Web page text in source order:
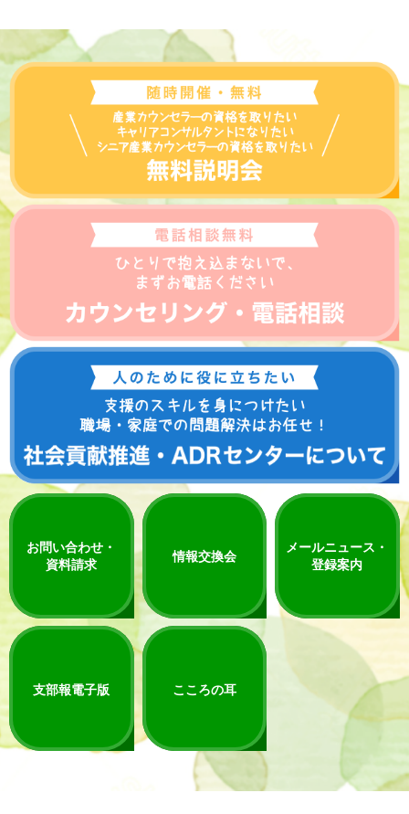
お問い合わせ・
資料請求
情報交換会
メールニュース・
登録案内
支部報電子版 こころの耳